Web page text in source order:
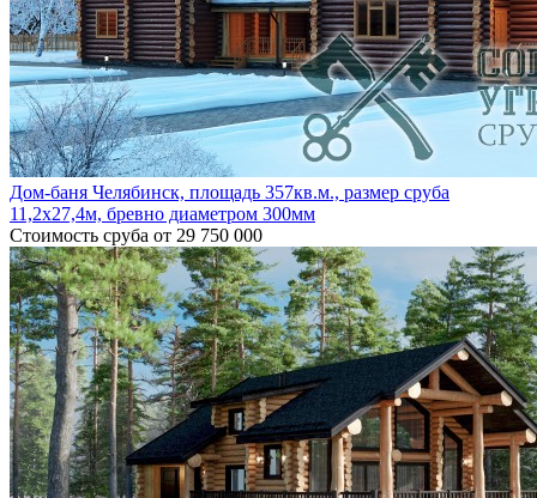
Дом-баня Челябинск, площадь 357кв.м., размер сруба
11,2х27,4м, бревно диаметром 300мм
Стоимость сруба от 29 750 000